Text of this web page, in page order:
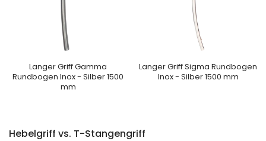
Langer Griff Gamma
Rundbogen Inox - Silber 1500
mm
Langer Griff Sigma Rundbogen
Inox - Silber 1500 mm
Hebelgriff vs. T-Stangengriff